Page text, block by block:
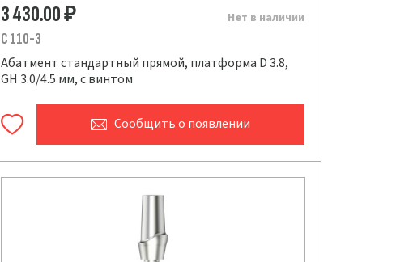
Нет в наличии
3 430.00₽
C 110-3
Абатмент стандартный прямой, платформа D 3.8,
GH 3.0/4.5 мм, с винтом
Сообщитьо появлении